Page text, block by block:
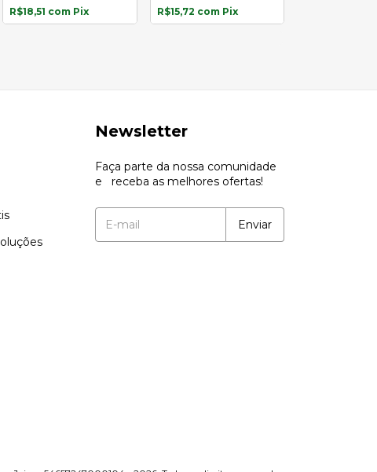
R$18,51 com Pix R$15,72 com Pix
Newsletter
Faça parte da nossa comunidade
e receba as melhores ofertas!